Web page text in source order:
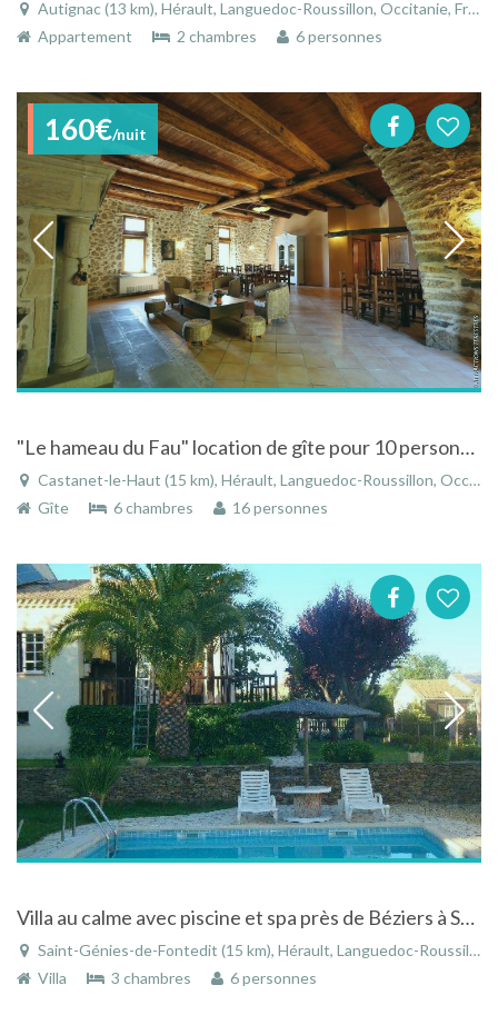
Autignac (13 km), Hérault, Languedoc-Roussillon, Occitanie, France
Appartement
2 chambres 6 personnes
160€/nuit
"Le hameau du Fau" location de gîte pour 10 personnes jusqu'a 16 personnes
Castanet-le-Haut (15 km), Hérault, Languedoc-Roussillon, Occitanie, France
Gîte
6 chambres 16 personnes
Villa au calme avec piscine et spa près de Béziers à St-Geniès-de-Fontedit / le Languedoc-Roussillon
Saint-Génies-de-Fontedit (15 km), Hérault, Languedoc-Roussillon, Occitanie, France
Villa
3 chambres 6 personnes